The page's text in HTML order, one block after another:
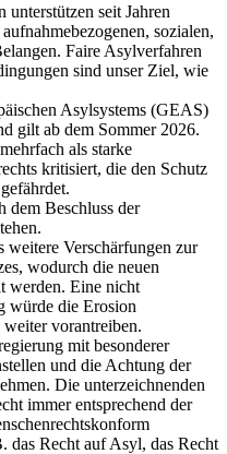
seit Jahren
sozialen,
Faire Asylverfahren
sind unser Ziel, wie
Asylsystems (GEAS)
gilt ab dem Sommer 2026.
als starke
kritisiert, die den Schutz
dem Beschluss der
weitere Verschärfungen zur
wodurch die neuen
werden. Eine nicht
würde die Erosion
vorantreiben.
mit besonderer
und die Achtung der
Die unterzeichnenden
immer entsprechend der
das Recht auf Asyl, das Recht